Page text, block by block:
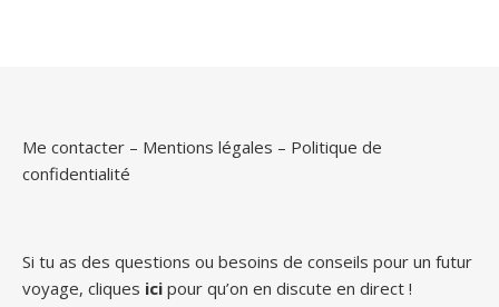
Me contacter – Mentions légales – Politique de
confidentialité
Si tu as des questions ou besoins de conseils pour un futur
voyage, cliques ici pour qu’on en discute en direct !